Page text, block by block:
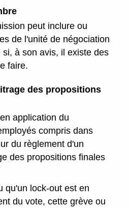
peut inclure ou
de l'unité de négociation
à son avis, il existe des
faire.
des propositions
application du
compris dans
du règlement d'un
des propositions finales
qu'un lock-out est en
du vote, cette grève ou